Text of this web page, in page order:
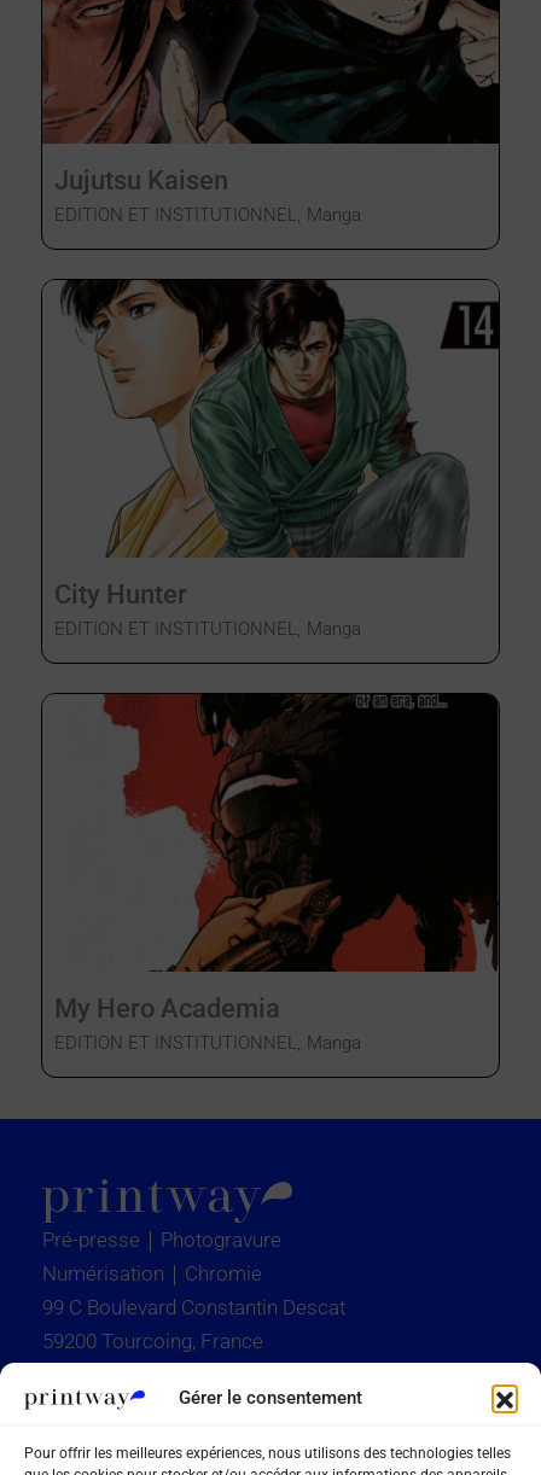
Gérer le consentement
Pour offrir les meilleures expériences, nous utilisons des technologies telles
Jujutsu Kaisen
EDITION ET INSTITUTIONNEL, Manga
City Hunter
EDITION ET INSTITUTIONNEL, Manga
My Hero Academia
EDITION ET INSTITUTIONNEL, Manga
Pré-presse｜Photogravure
Numérisation｜Chromie
99 C Boulevard Constantin Descat
59200 Tourcoing, France
contact@groupe-printway.com